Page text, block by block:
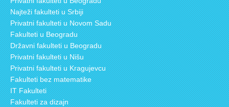
Najteži fakulteti u Srbiji
Privatni fakulteti u Novom Sadu
Fakulteti u Beogradu
Državni fakulteti u Beogradu
Privatni fakulteti u Nišu
Privatni fakulteti u Kragujevcu
Fakulteti bez matematike
IT Fakulteti
Fakulteti za dizajn